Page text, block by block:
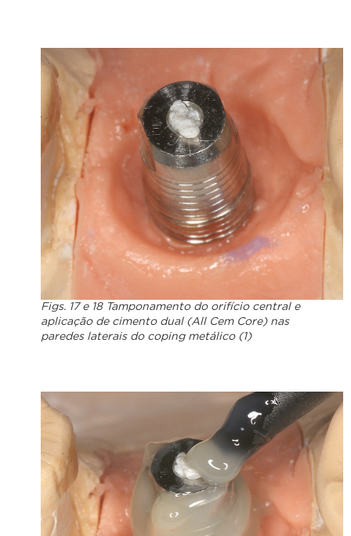
Figs. 17 e 18 Tamponamento do orifício central e
aplicação de cimento dual (All Cem Core) nas
paredes laterais do coping metálico (1)